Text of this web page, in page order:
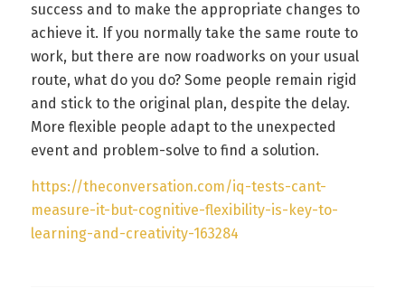
success and to make the appropriate changes to
achieve it. If you normally take the same route to
work, but there are now roadworks on your usual
route, what do you do? Some people remain rigid
and stick to the original plan, despite the delay.
More flexible people adapt to the unexpected
event and problem-solve to find a solution.
https://theconversation.com/iq-tests-cant-
measure-it-but-cognitive-flexibility-is-key-to-
learning-and-creativity-163284